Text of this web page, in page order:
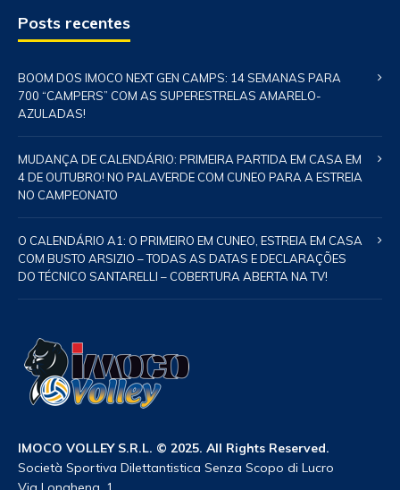
Posts recentes
BOOM DOS IMOCO NEXT GEN CAMPS: 14 SEMANAS PARA
700 “CAMPERS” COM AS SUPERESTRELAS AMARELO-
AZULADAS!
MUDANÇA DE CALENDÁRIO: PRIMEIRA PARTIDA EM CASA EM
4 DE OUTUBRO! NO PALAVERDE COM CUNEO PARA A ESTREIA
NO CAMPEONATO
O CALENDÁRIO A1: O PRIMEIRO EM CUNEO, ESTREIA EM CASA
COM BUSTO ARSIZIO – TODAS AS DATAS E DECLARAÇÕES
DO TÉCNICO SANTARELLI – COBERTURA ABERTA NA TV!
IMOCO VOLLEY S.R.L. © 2025. All Rights Reserved.
Società Sportiva Dilettantistica Senza Scopo di Lucro